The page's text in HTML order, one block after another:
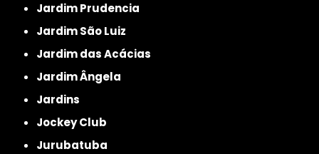
Jardim Prudencia
Jardim São Luiz
Jardim das Acácias
Jardim Ângela
Jardins
Jockey Club
Jurubatuba